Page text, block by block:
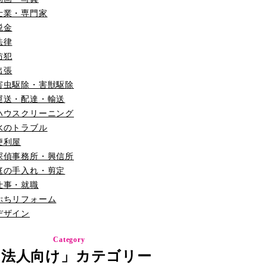
業・専門家
金
律
犯
張
虫駆除・害獣駆除
送・配達・輸送
ウスクリーニング
のトラブル
利屋
偵事務所・興信所
の手入れ・剪定
事・就職
ちリフォーム
ザイン
Category
人向け」カテゴリー